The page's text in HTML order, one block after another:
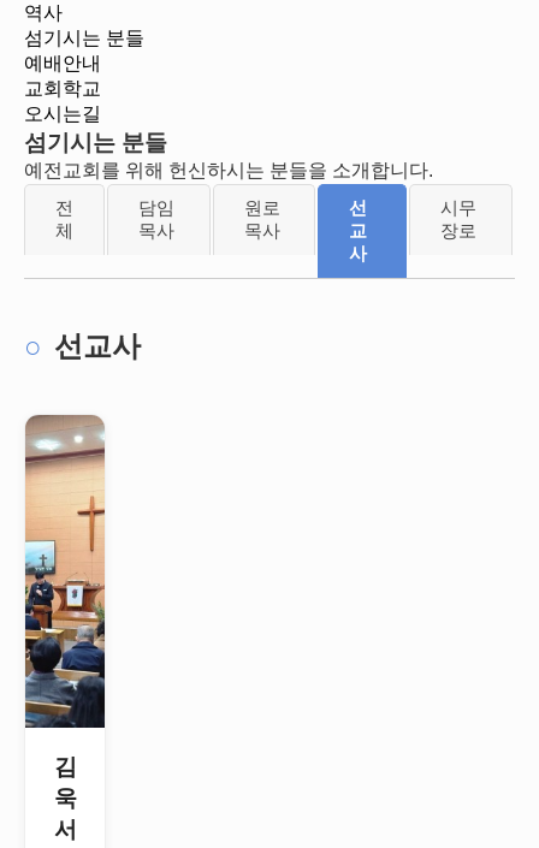
역사
섬기시는 분들
예배안내
교회학교
오시는길
섬기시는 분들
예전교회를 위해 헌신하시는 분들을 소개합니다.
전
체
담임
목사
원로
목사
선
교
사
시무
장로
선교사
김
욱
서